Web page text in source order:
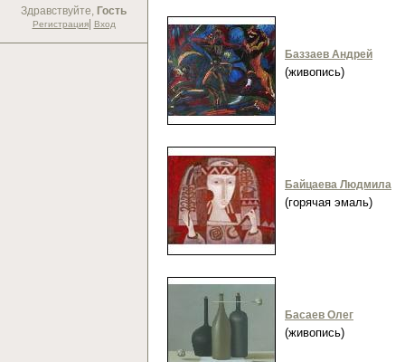
Здравствуйте, Гость
Регистрация| Вход
Баззаев Андрей
(живопись)
Байцаева Людмила
(горячая эмаль)
Басаев Олег
(живопись)